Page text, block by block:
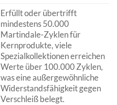
Erfüllt oder übertrifft
mindestens 50.000
Martindale-Zyklen für
Kernprodukte, viele
Spezialkollektionen erreichen
Werte über 100.000 Zyklen,
was eine außergewöhnliche
Widerstandsfähigkeit gegen
Verschleiß belegt.